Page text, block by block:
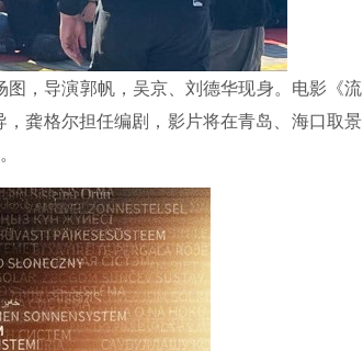
，导演郭帆，吴京、刘德华现身。电影《流
龚格尔担任编剧，影片将在青岛、海口取景